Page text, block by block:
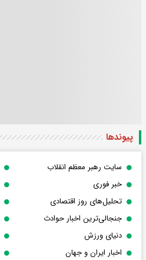
پیوندها
سایت رهبر معظم انقلاب
خبر فوری
تحلیل‌های روز اقتصادی
جنجالی‌ترین اخبار حوادث
دنیای ورزش
اخبار ایران و جهان